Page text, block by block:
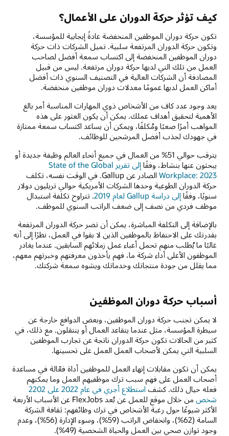
كيف تؤثر حركة الدوران على الأعمال؟
تكون حركة دوران الموظفين المنخفضة عادةً إيجابية للمؤسسة،
وتكون حركة الدوران المرتفعة سلبية. تميل الشركات ذات حركة
دوران الموظفين المنخفضة إلى اكتساب سمعة أفضل لصاحب
العمل من تلك التي لديها حركة دوران مرتفعة. ليس من قبيل
المصادفة أن الشركات العالية في التصنيف السنوي ذات أفضل
أماكن العمل لديها عمومًا معدلات دوران موظفين منخفضة.
يعد وجود عدد كاف من الأشخاص ذوي المهارات المناسبة أمر بالغ
الأهمية لتحقيق أهداف عملك. يمكن أن يكون العثور على هذه
المواهب أمرًا صعبًا ومُكلفًا، ويمكن أن يساعد اكتساب سمعة ممتازة
في جهودك لجذب أفضل المرشحين للوظائف.
يترقب حوالي 51% من العمال في جميع أنحاء العالم وظيفة جديدة أو
يبحثون عنها بنشاط، وفقًا
إلى تقرير State of the Global
Workplace: 2023
الصادر عن Gallup. في الوقت نفسه، تكلف
حركة الدوران الطوعية وحدها الشركات الأمريكية حوالي تريليون دولار
سنويًا، وفقًا إلى دراسة Gallup لعام 2019
. تتراوح تكلفة استبدال
موظف فردي من نصف إلى ضعف الراتب السنوي للموظف.
بالإضافة إلى التكلفة المباشرة، يمكن أن تضر حركة الدوران المرتفعة
بقدرتك على الاحتفاظ بالموظفين الذين لا بقوا في العمل، نظرًا إلى أنه
غالبًا ما يُطلب منهم تحمل أعباء عمل زملائهم السابقين. عندما يغادر
الموظفون الأعلى أداء شركة ما، فهم يأخذون معرفتهم وخبرتهم معهم،
مما يقلل من جودة منتجاتك وخدماتك ويشوه سمعة شركتك.
أسباب حركة دوران الموظفين
لا يمكن تجنب حركة دوران الموظفين، وبعض الدوافع خارجة عن
سيطرة المؤسسة، مثل عندما يتقاعد العمال أو ينتقلون. مع ذلك، في
كثير من الحالات تكون حركة الدوران ناتجة عن تجارب الموظفين
السلبية التي يمكن لأصحاب العمل العمل على تحسينها.
يمكن أن تكون مقابلات إنهاء العمل للموظفين أداة فعّالة في مساعدة
أصحاب العمل على فهم سبب ترك موظفيهم العمل وما يمكنهم
فعله حيال ذلك. كشف
استطلاع أجري في عام 2022 على 2202
شخص
من خلال موقع للعمل عن بُعد FlexJobs عن الأسباب الأربعة
الأكثر شيوعًا حول رغبة الأشخاص في ترك وظائفهم: ثقافة الشركة
السامة (62%)، وانخفاض الراتب (59%)، وسوء الإدارة (56%)، وعدم
وجود توازن صحي بين العمل والحياة الشخصية (49%).